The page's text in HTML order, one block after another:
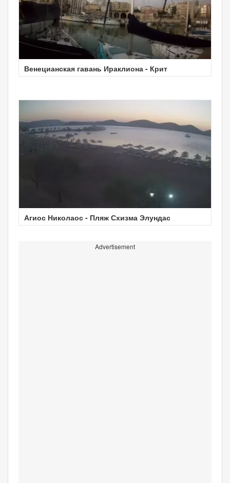
Венецианская гавань Ираклиона - Крит
Агиос Николаос - Пляж Схизма Элундас
Advertisement